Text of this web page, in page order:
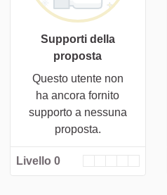
Supporti della
proposta
Questo utente non
ha ancora fornito
supporto a nessuna
proposta.
Livello 0